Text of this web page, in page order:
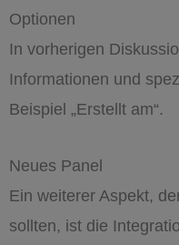
Optionen
In vorherigen
Informationen und
Beispiel „Erstellt am“.
Neues Panel
Ein weiterer Aspekt,
sollten, ist die